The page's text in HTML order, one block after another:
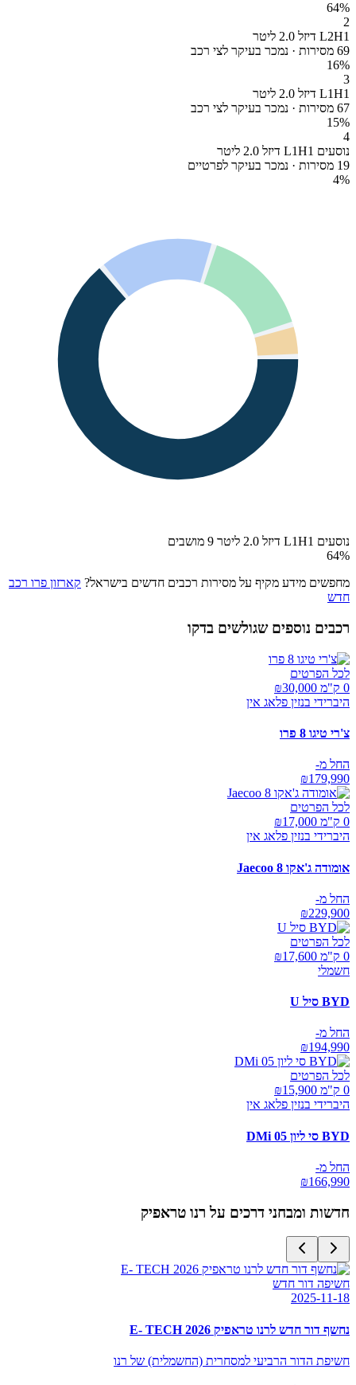
64%
2
L2H1 דיזל 2.0 ליטר
69 מסירות · נמכר בעיקר לצי רכב
16%
3
L1H1 דיזל 2.0 ליטר
67 מסירות · נמכר בעיקר לצי רכב
15%
4
נוסעים L1H1 דיזל 2.0 ליטר
19 מסירות · נמכר בעיקר לפרטיים
4%
נוסעים L1H1 דיזל 2.0 ליטר 9 מושבים
64%
מחפשים מידע מקיף על מסירות רכבים חדשים בישראל? קארזון פרו רכב
חדש
רכבים נוספים שגולשים בדקו
לכל הפרטים
0 ק"מ ₪
30,000
היברידי בנזין פלאג אין
צ'רי טיגו 8 פרו
החל מ-
₪179,990
לכל הפרטים
0 ק"מ ₪
17,000
היברידי בנזין פלאג אין
אומודה ג'אקו Jaecoo 8
החל מ-
₪229,900
לכל הפרטים
0 ק"מ ₪
17,600
חשמלי
BYD סיל U
החל מ-
₪194,990
לכל הפרטים
0 ק"מ ₪
15,900
היברידי בנזין פלאג אין
BYD סי ליון 05 DMi
החל מ-
₪166,990
חדשות ומבחני דרכים על רנו טראפיק
חשיפה דור חדש
2025-11-18
נחשף דור חדש לרנו טראפיק E- TECH 2026
חשיפת הדור הרביעי למסחרית (החשמלית) של רנו